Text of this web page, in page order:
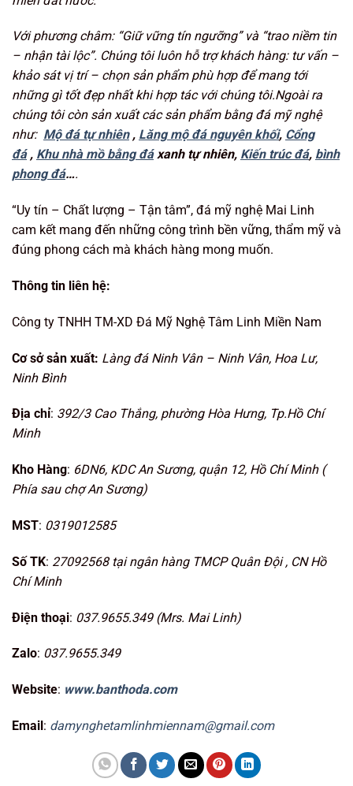
Với phương châm: “Giữ vững tín ngưỡng” và “trao niềm tin
– nhận tài lộc”. Chúng tôi luôn hỗ trợ khách hàng: tư vấn –
khảo sát vị trí – chọn sản phẩm phù hợp để mang tới
những gì tốt đẹp nhất khi hợp tác với chúng tôi.Ngoài ra
chúng tôi còn sản xuất các sản phẩm bằng đá mỹ nghệ
như: Mộ đá tự nhiên, Lăng mộ đá nguyên khối, Cổng
đá, Khu nhà mồ bằng đáxanh tự nhiên, Kiến trúc đá, bình
phong đá….
“Uy tín – Chất lượng – Tận tâm”, đá mỹ nghệ Mai Linh
cam kết mang đến những công trình bền vững, thẩm mỹ và
đúng phong cách mà khách hàng mong muốn.
Thông tin liên hệ:
Công ty TNHH TM-XD Đá Mỹ Nghệ Tâm Linh Miền Nam
Cơ sở sản xuất: Làng đá Ninh Vân – Ninh Vân, Hoa Lư,
Ninh Bình
Địa chỉ: 392/3 Cao Thắng, phường Hòa Hưng, Tp.Hồ Chí
Minh
Kho Hàng: 6DN6, KDC An Sương, quận 12, Hồ Chí Minh (
Phía sau chợ An Sương)
MST: 0319012585
Số TK: 27092568 tại ngân hàng TMCP Quân Đội , CN Hồ
Chí Minh
Điện thoại: 037.9655.349 (Mrs. Mai Linh)
Zalo: 037.9655.349
Website: www.banthoda.com
Email: damynghetamlinhmiennam@gmail.com